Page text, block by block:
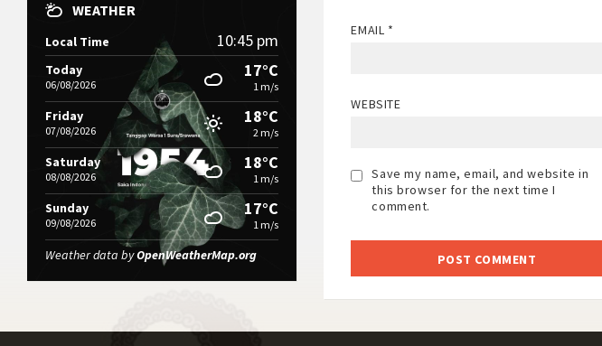
EMAIL *
WEBSITE
Save my name, email, and website in
this browser for the next time I
comment.
WEATHER
Local Time 10:45 pm
Today
06/08/2026
17°C
1 m/s
Friday
07/08/2026
18°C
2 m/s
Saturday
08/08/2026
18°C
1 m/s
Sunday
09/08/2026
17°C
1 m/s
Weather data byOpenWeatherMap.org